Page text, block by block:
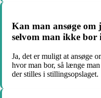
Kan man ansøge om
selvom man ikke bor
Ja, det er muligt at ansøge
hvor man bor, så længe
der stilles i stillingsopslaget.